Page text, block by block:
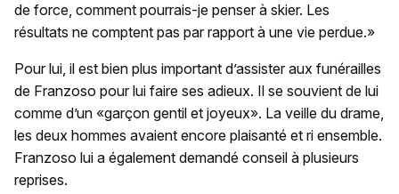
de force, comment pourrais-je penser à skier. Les
résultats ne comptent pas par rapport à une vie perdue.»
Pour lui, il est bien plus important d’assister aux funérailles
de Franzoso pour lui faire ses adieux. Il se souvient de lui
comme d’un «garçon gentil et joyeux». La veille du drame,
les deux hommes avaient encore plaisanté et ri ensemble.
Franzoso lui a également demandé conseil à plusieurs
reprises.